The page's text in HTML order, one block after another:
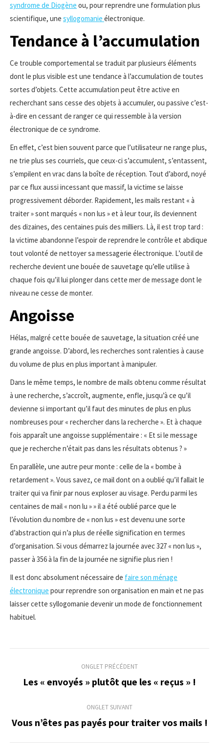
syndrome de Diogène ou, pour reprendre une formulation plus
scientifique, une syllogomanie électronique.
Tendance à l’accumulation
Ce trouble comportemental se traduit par plusieurs éléments
dont le plus visible est une tendance à l’accumulation de toutes
sortes d’objets. Cette accumulation peut être active en
recherchant sans cesse des objets à accumuler, ou passive c’est-
à-dire en cessant de ranger ce qui ressemble à la version
électronique de ce syndrome.
En effet, c’est bien souvent parce que l’utilisateur ne range plus,
ne trie plus ses courriels, que ceux-ci s’accumulent, s’entassent,
s’empilent en vrac dans la boîte de réception. Tout d’abord, noyé
par ce flux aussi incessant que massif, la victime se laisse
progressivement déborder. Rapidement, les mails restant « à
traiter » sont marqués « non lus » et à leur tour, ils deviennent
des dizaines, des centaines puis des milliers. Là, il est trop tard :
la victime abandonne l’espoir de reprendre le contrôle et abdique
tout volonté de nettoyer sa messagerie électronique. L’outil de
recherche devient une bouée de sauvetage qu’elle utilise à
chaque fois qu’il lui plonger dans cette mer de message dont le
niveau ne cesse de monter.
Angoisse
Hélas, malgré cette bouée de sauvetage, la situation créé une
grande angoisse. D’abord, les recherches sont ralenties à cause
du volume de plus en plus important à manipuler.
Dans le même temps, le nombre de mails obtenu comme résultat
à une recherche, s’accroît, augmente, enfle, jusqu’à ce qu’il
devienne si important qu’il faut des minutes de plus en plus
nombreuses pour « rechercher dans la recherche ». Et à chaque
fois apparaît une angoisse supplémentaire : « Et si le message
que je recherche n’était pas dans les résultats obtenus ? »
En parallèle, une autre peur monte : celle de la « bombe à
retardement ». Vous savez, ce mail dont on a oublié qu’il fallait le
traiter qui va finir par nous exploser au visage. Perdu parmi les
centaines de mail « non lu » » il a été oublié parce que le
l’évolution du nombre de « non lus » est devenu une sorte
d’abstraction qui n’a plus de réelle signification en termes
d’organisation. Si vous démarrez la journée avec 327 « non lus »,
passer à 356 à la fin de la journée ne signifie plus rien !
Il est donc absolument nécessaire de faire son ménage
électronique pour reprendre son organisation en main et ne pas
laisser cette syllogomanie devenir un mode de fonctionnement
habituel.
de
commentaire
ONGLET PRÉCÉDENT
Onglet
Les « envoyés » plutôt que les « reçus » !
ONGLET SUIVANT
Onglet
Vous n’êtes pas payés pour traiter vos mails !